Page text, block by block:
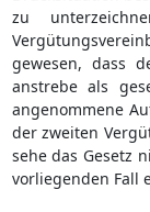
zu
gewesen, dass
anstrebe als
angenommene
der zweiten
sehe das Gesetz
vorliegenden Fall